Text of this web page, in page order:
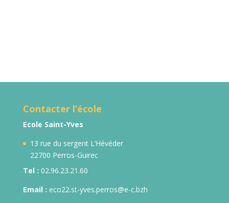
Contacter l’école
Ecole Saint-Yves
13 rue du sergent L’Hévéder
22700 Perros-Guirec
Tel : 02.96.23.21.60
Email : eco22.st-yves.perros@e-c.bzh